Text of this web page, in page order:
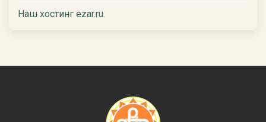
Наш хостинг ezar.ru.